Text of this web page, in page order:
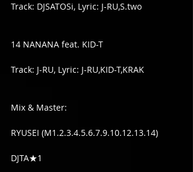
Track: DJSATOSi, Lyric: J-RU,S.two
14 NANANA feat. KID-T
Track: J-RU, Lyric: J-RU,KID-T,KRAK
Mix & Master:
RYUSEI (M1.2.3.4.5.6.7.9.10.12.13.14)
DJTA★1